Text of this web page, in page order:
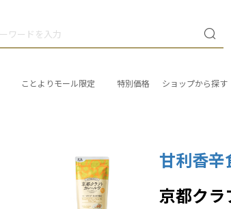
ことよりモール限定 特別価格 ショップから探す
甘利香辛
京都ク